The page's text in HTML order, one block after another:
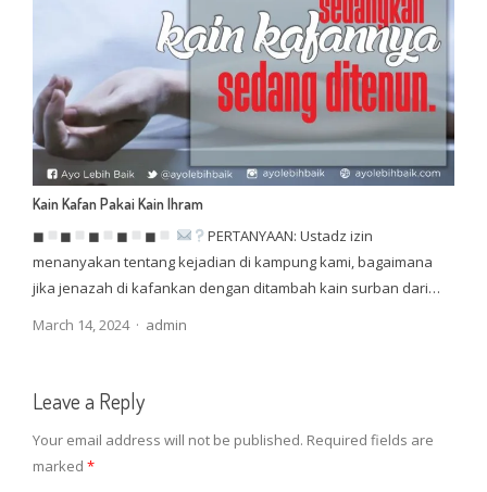
Kain Kafan Pakai Kain Ihram
◼ ◼ ◼ ◼ ◼
PERTANYAAN: Ustadz izin
menanyakan tentang kejadian di kampung kami, bagaimana
jika jenazah di kafankan dengan ditambah kain surban dari…
March 14, 2024
Author
admin
Leave a Reply
Your email address will not be published. Required fields are
marked *